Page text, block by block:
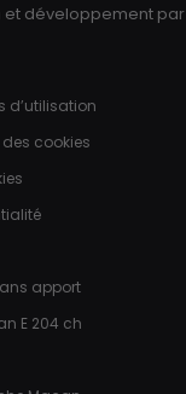
et développement par
d’utilisation
cookies
apport
E 204 ch